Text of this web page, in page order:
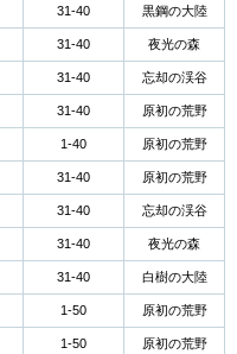
31-40 黒鋼の大陸
31-40 夜光の森
31-40 忘却の渓谷
31-40 原初の荒野
1-40 原初の荒野
31-40 原初の荒野
31-40 忘却の渓谷
31-40 夜光の森
31-40 白樹の大陸
1-50 原初の荒野
1-50 原初の荒野